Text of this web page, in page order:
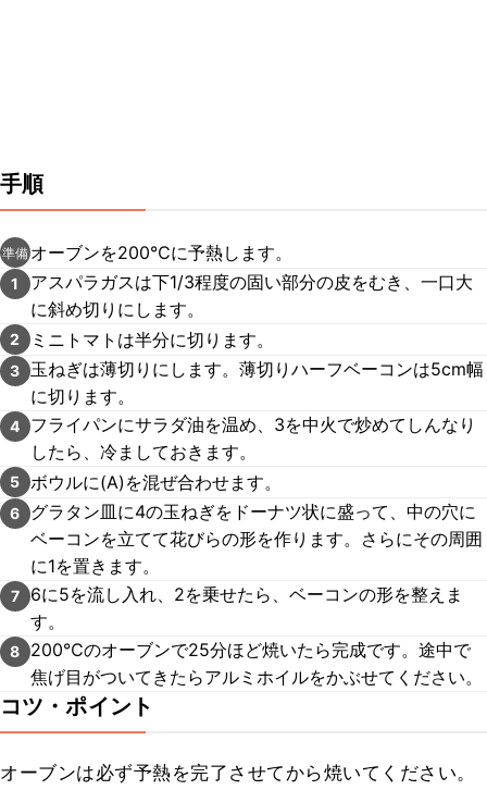
手順
準備 オーブンを200℃に予熱します。
1
アスパラガスは下1/3程度の固い部分の皮をむき、一口大
に斜め切りにします。
2 ミニトマトは半分に切ります。
3
玉ねぎは薄切りにします。薄切りハーフベーコンは5cm幅
に切ります。
4
フライパンにサラダ油を温め、3を中火で炒めてしんなり
したら、冷ましておきます。
5 ボウルに(A)を混ぜ合わせます。
6
グラタン皿に4の玉ねぎをドーナツ状に盛って、中の穴に
ベーコンを立てて花びらの形を作ります。さらにその周囲
に1を置きます。
7
6に5を流し入れ、2を乗せたら、ベーコンの形を整えま
す。
8
200℃のオーブンで25分ほど焼いたら完成です。途中で
焦げ目がついてきたらアルミホイルをかぶせてください。
コツ・ポイント
オーブンは必ず予熱を完了させてから焼いてください。